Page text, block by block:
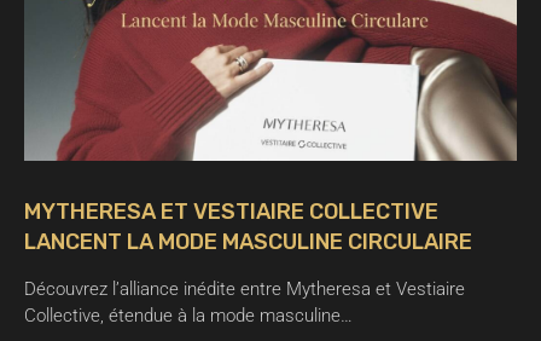
MYTHERESA ET VESTIAIRE COLLECTIVE
LANCENT LA MODE MASCULINE CIRCULAIRE
Découvrez l’alliance inédite entre Mytheresa et Vestiaire
Collective, étendue à la mode masculine…